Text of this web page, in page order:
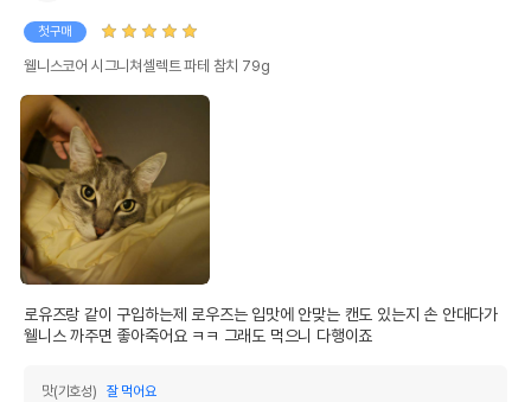
첫구매
웰니스코어 시그니쳐셀렉트 파테 참치 79g
로유즈랑 같이 구입하는제 로우즈는 입맛에 안맞는 캔도 있는지 손 안대다가
웰니스 까주면 좋아죽어요 ㅋㅋ 그래도 먹으니 다행이죠
맛(기호성)
잘 먹어요